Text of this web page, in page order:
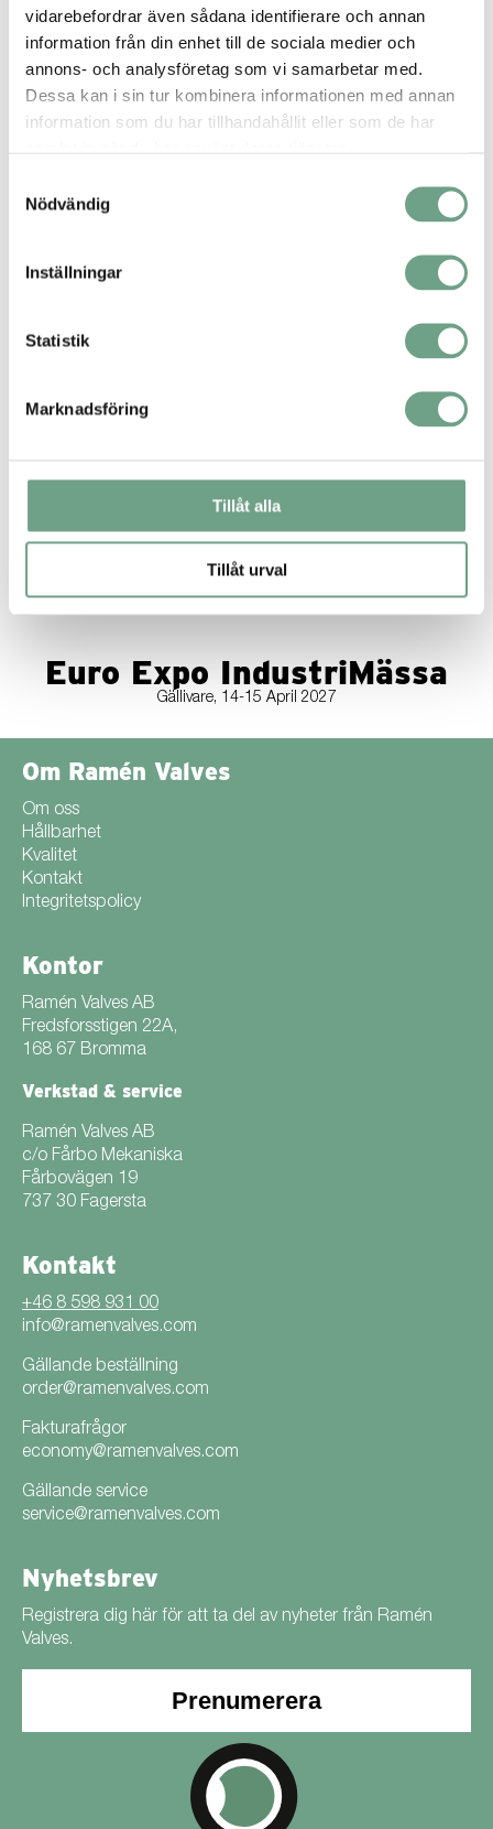
vidarebefordrar även sådana identifierare och annan
information från din enhet till de sociala medier och
annons- och analysföretag som vi samarbetar med.
Dessa kan i sin tur kombinera informationen med annan
information som du har tillhandahållit eller som de har
Nödvändig
Inställningar
Statistik
Marknadsföring
Tillåt alla
Tillåt urval
Euro Expo IndustriMässa
Gällivare, 14-15 April 2027
Om Ramén Valves
Om oss
Hållbarhet
Kvalitet
Kontakt
Integritetspolicy
Kontor
Ramén Valves AB
Fredsforsstigen 22A,
168 67 Bromma
Verkstad & service
Ramén Valves AB
c/o Fårbo Mekaniska
Fårbovägen 19
737 30 Fagersta
Kontakt
+46 8 598 931 00
info@ramenvalves.com
Gällande beställning
order@ramenvalves.com
Fakturafrågor
economy@ramenvalves.com
Gällande service
service@ramenvalves.com
Nyhetsbrev
Registrera dig här för att ta del av nyheter från Ramén
Valves.
Prenumerera